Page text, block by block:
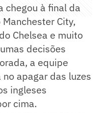
chegou à final da
City,
Chelsea e muito
decisões
a equipe
apagar das luzes
ingleses
cima.